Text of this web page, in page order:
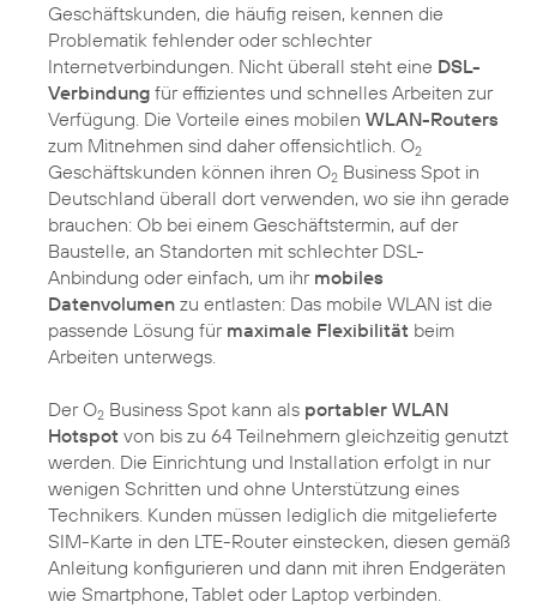
Geschäftskunden, die häufig reisen, kennen die
Problematik fehlender oder schlechter
Internetverbindungen. Nicht überall steht eine DSL-
Verbindung für effizientes und schnelles Arbeiten zur
Verfügung. Die Vorteile eines mobilen WLAN-Routers
zum Mitnehmen sind daher offensichtlich. O2
Geschäftskunden können ihren O2 Business Spot in
Deutschland überall dort verwenden, wo sie ihn gerade
brauchen: Ob bei einem Geschäftstermin, auf der
Baustelle, an Standorten mit schlechter DSL-
Anbindung oder einfach, um ihr mobiles
Datenvolumen zu entlasten: Das mobile WLAN ist die
passende Lösung für maximale Flexibilität beim
Arbeiten unterwegs.
Der O2 Business Spot kann als portabler WLAN
Hotspot von bis zu 64 Teilnehmern gleichzeitig genutzt
werden. Die Einrichtung und Installation erfolgt in nur
wenigen Schritten und ohne Unterstützung eines
Technikers. Kunden müssen lediglich die mitgelieferte
SIM-Karte in den LTE-Router einstecken, diesen gemäß
Anleitung konfigurieren und dann mit ihren Endgeräten
wie Smartphone, Tablet oder Laptop verbinden.